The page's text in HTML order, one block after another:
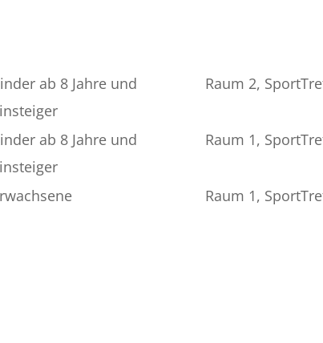
ab 8 Jahre und
Raum 2,
ab 8 Jahre und
Raum 1,
Raum 1,